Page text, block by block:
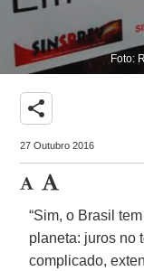
Foto:
share
27 Outubro 2016
“Sim, o Brasil
planeta: juros no
complicado,